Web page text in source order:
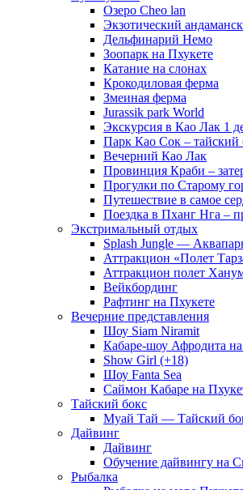
Озеро Cheo lan
Экзотический
Дельфинарий Немо
Зоопарк на Пхукете
Катание на слонах
Крокодиловая ферма
Змеиная ферма
Jurassik park World
Экскурсия в Као Лак 1
Парк Као Сок – тайский
Вечерний Као Лак
Провинция Краби –
Прогулки по Старому
Путешествие в самое
Поездка в Пханг Нга –
Экстримальный отдых
Splash Jungle —
Аттракцион «Полет
Аттракцион полет
Вейкбординг
Рафтинг на Пхукете
Вечерние представления
Шоу Siam Niramit
Кабаре-шоу Афродита
Show Girl (+18)
Шоу Fanta Sea
Саймон Кабаре на
Тайский бокс
Муай Тай — Тайский
Дайвинг
Дайвинг
Обучение дайвингу на
Рыбалка